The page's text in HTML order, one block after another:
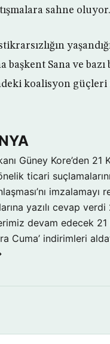
sahne oluyor.
başkent Sana ve
koalisyon güçleri
Güney Kore’den 21
ticari
imzalamayı
yazılı cevap verdi
devam edecek
Cuma’ indirimleri